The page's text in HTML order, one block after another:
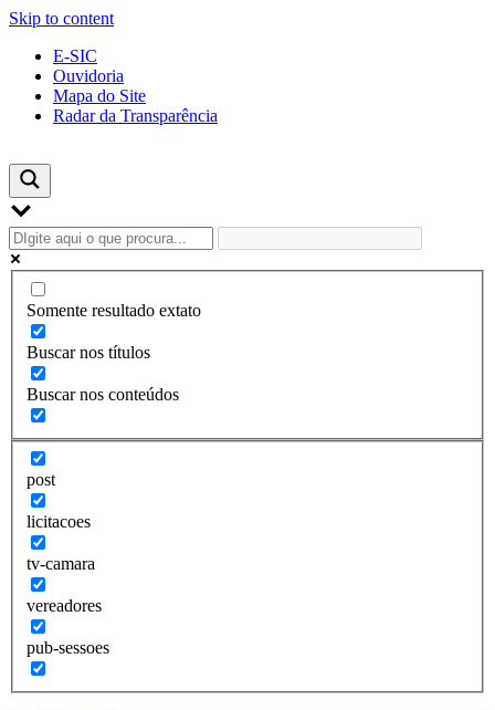
Skip to content
E-SIC
Ouvidoria
Mapa do Site
Radar da Transparência
Somente resultado extato
Buscar nos títulos
Buscar nos conteúdos
post
licitacoes
tv-camara
vereadores
pub-sessoes